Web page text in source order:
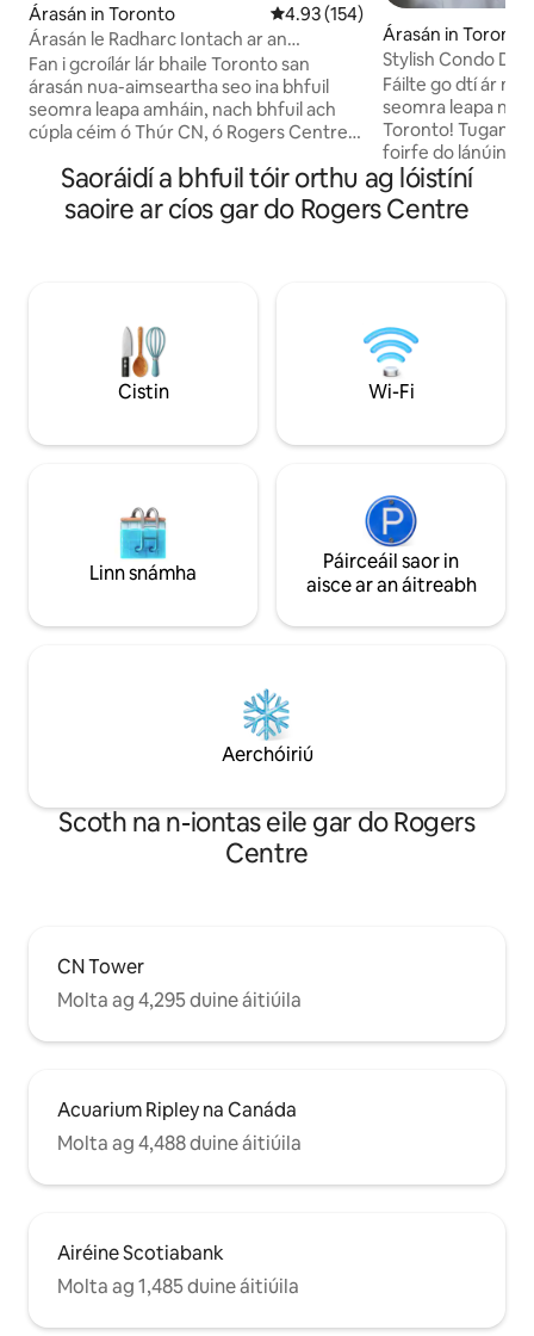
Árasán in Toronto Meánrátáil 4.93 as 5, 154
4.93 (154)
Árasán le Radharc Iontach ar an
Spéirlíne, Céimeanna go dtí CN Tower
Fan i gcroílár lár bhaile Toronto san
árasán nua-aimseartha seo ina bhfuil
seomra leapa amháin, nach bhfuil ach
cúpla céim ó Thúr CN, ó Rogers Centre
chompordach mhór sa seomra leapa
agus tolg leapa sa seomra suí san aonad,
atá foirfe do lánúineacha nó do ghrúpaí
teilifíseán cliste, Wi-Fi ardluais, agus
meaisín níocháin agus triomadóir en-
suite san árasán. Tá rochtain ag aíonna
freisin ar ionad aclaíochta agus ar linn
Árasán in Toronto
Stylish Condo
Centre
Fáilte go dtí ár n -
seomra leapa
Toronto! Tugann
foirfe do
aonair agus do
fanacht
acu sa chathair.
Déan iniúchadh
Yonge -
CN íocónach in
spaisteoireacht
Saoráidí a bhfuil tóir orthu ag lóistíní
saoire ar cíos gar do Rogers Centre
Cistin Wi-Fi
Linn snámha
Páirceáil saor in
aisce ar an áitreabh
Aerchóiriú
Scoth na n-iontas eile gar do Rogers
Centre
CN Tower
Molta ag 4,295 duine áitiúila
Acuarium Ripley na Canáda
Molta ag 4,488 duine áitiúila
Airéine Scotiabank
Molta ag 1,485 duine áitiúila